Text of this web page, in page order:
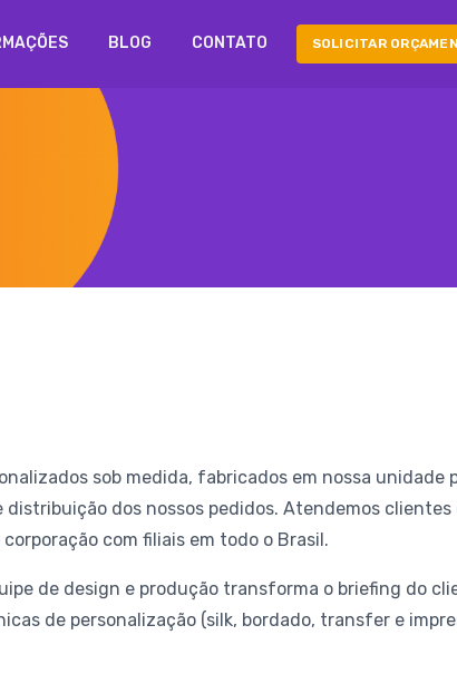
BLOG CONTATO SOLICITAR
sob medida, fabricados em nossa unidade
dos nossos pedidos. Atendemos clientes
com filiais em todo o Brasil.
de design e produção transforma o briefing do
de personalização (silk, bordado, transfer e